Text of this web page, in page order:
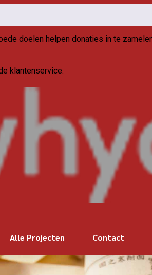
Alle Projecten Contact